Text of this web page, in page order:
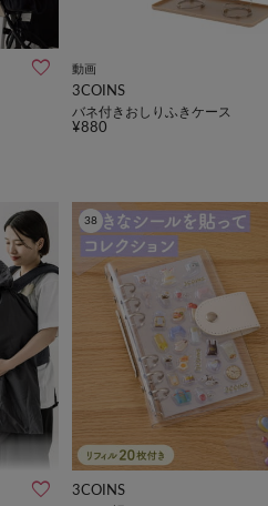
動画
3COINS
バネ付きおしりふきケース
¥880
38
3COINS